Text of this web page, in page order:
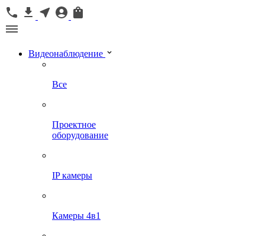
Видеонаблюдение
Все
Проектное
оборудование
IP камеры
Камеры 4в1